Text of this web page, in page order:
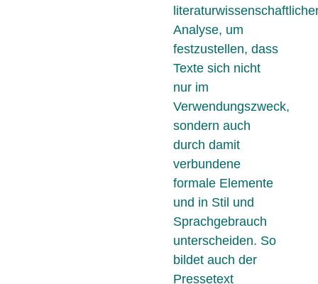
Analyse, um
festzustellen, dass
Texte sich nicht
nur im
Verwendungszweck,
sondern auch
durch damit
verbundene
formale Elemente
und in Stil und
Sprachgebrauch
unterscheiden. So
bildet auch der
Pressetext